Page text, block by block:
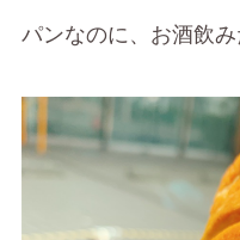
パンなのに、お酒飲